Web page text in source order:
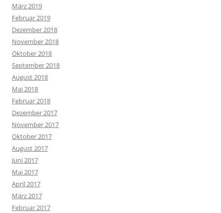
März 2019
Februar 2019
Dezember 2018
November 2018
Oktober 2018
September 2018
August 2018
Mai 2018
Februar 2018
Dezember 2017
November 2017
Oktober 2017
August 2017
Juni 2017
Mai 2017
April 2017
März 2017
Februar 2017